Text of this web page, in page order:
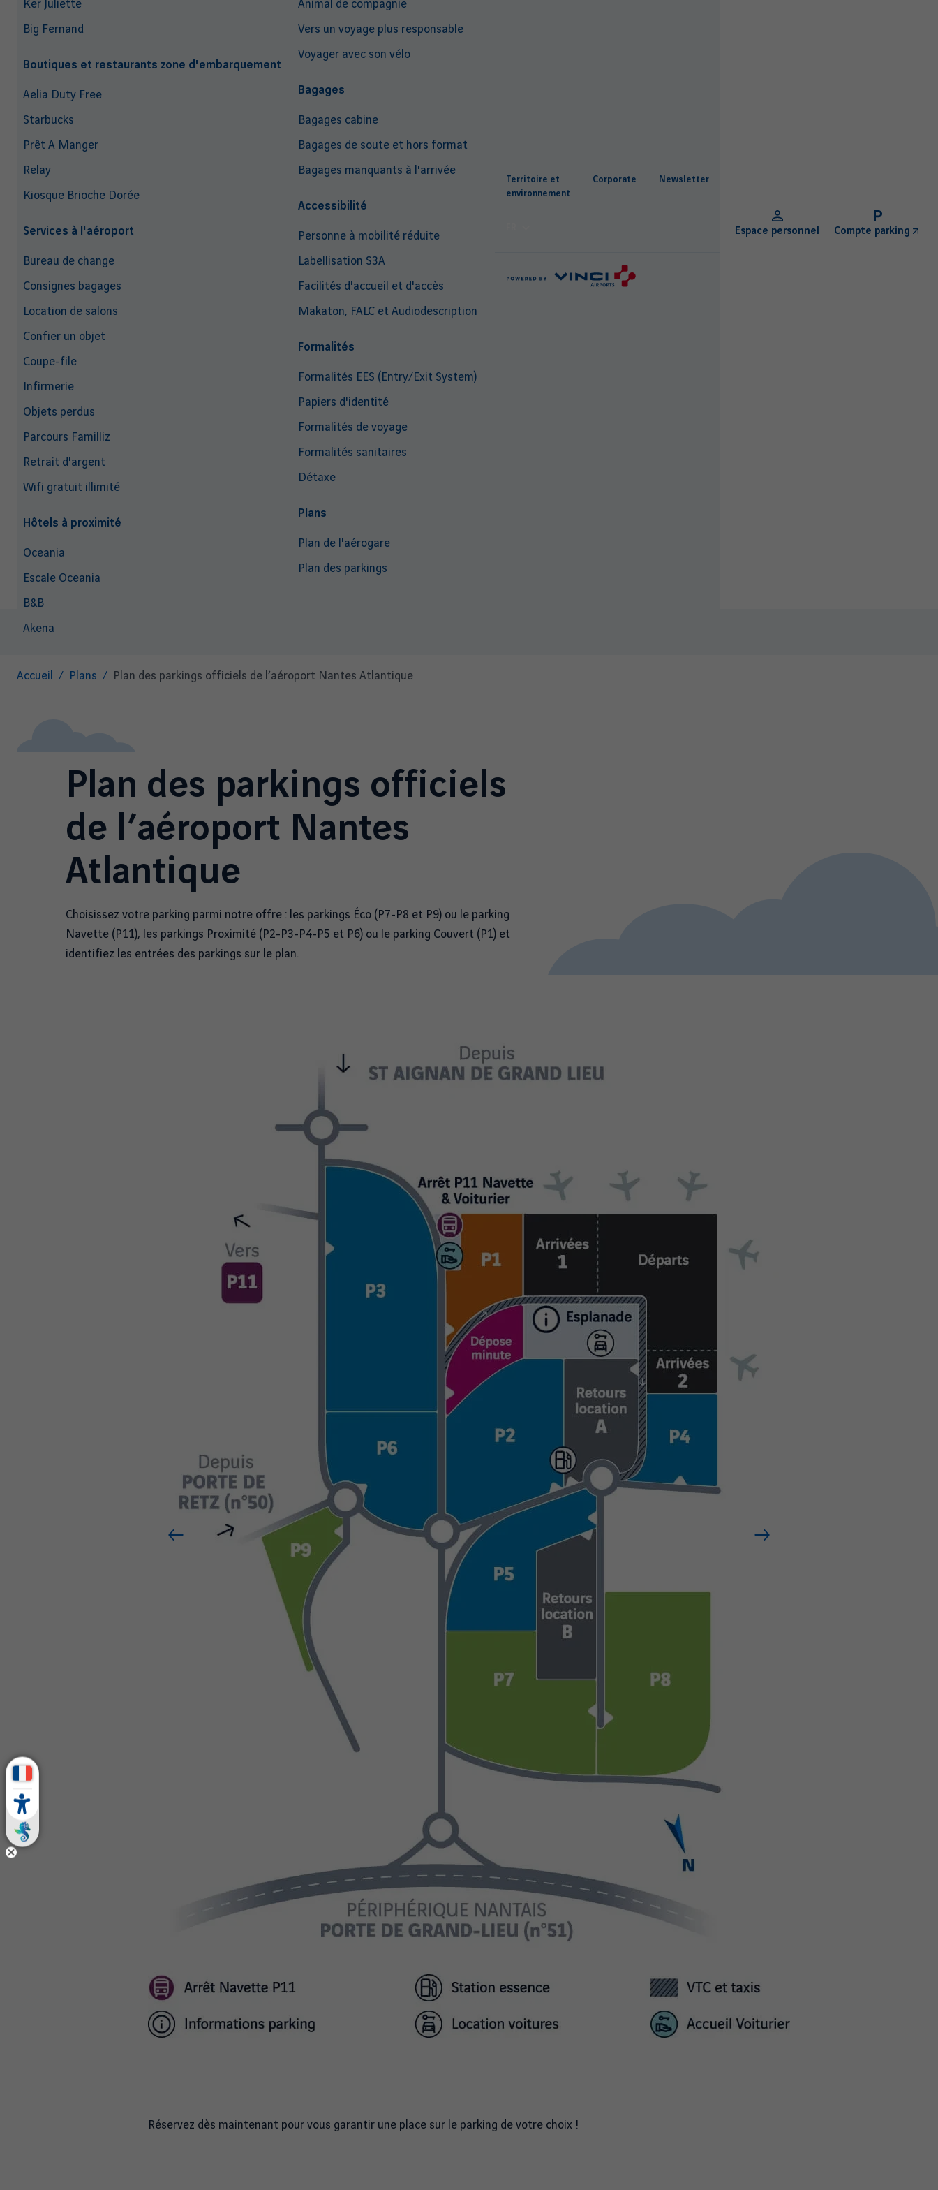
Ker Juliette
Big Fernand
Boutiques et restaurants zone d'embarquement
Aelia Duty Free
Starbucks
Prêt A Manger
Relay
Kiosque Brioche Dorée
Services à l'aéroport
Bureau de change
Consignes bagages
Location de salons
Confier un objet
Coupe-file
Infirmerie
Objets perdus
Parcours Familliz
Retrait d'argent
Wifi gratuit illimité
Hôtels à proximité
Oceania
Escale Oceania
B&B
Akena
Animal de compagnie
Vers un voyage plus responsable
Voyager avec son vélo
Bagages
Bagages cabine
Bagages de soute et hors format
Bagages manquants à l'arrivée
Accessibilité
Personne à mobilité réduite
Labellisation S3A
Facilités d'accueil et d'accès
Makaton, FALC et Audiodescription
Formalités
Formalités EES (Entry/Exit System)
Papiers d'identité
Formalités de voyage
Formalités sanitaires
Détaxe
Plans
Plan de l'aérogare
Plan des parkings
Territoire et
environnement
Corporate Newsletter
Espace personnel Compte parking
Fil
Accueil Plans Plan des parkings officiels de l’aéroport Nantes Atlantique
Plan des parkings officiels
de l’aéroport Nantes
Atlantique
Choisissez votre parking parmi notre offre : les parkings Éco (P7-P8 et P9) ou le parking
Navette (P11), les parkings Proximité (P2-P3-P4-P5 et P6) ou le parking Couvert (P1) et
identifiez les entrées des parkings sur le plan.
Réservez dès maintenant pour vous garantir une place sur le parking de votre choix !